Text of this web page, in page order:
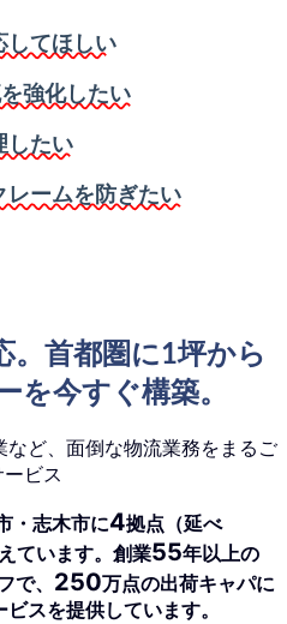
してほしい
強化したい
したい
レームを防ぎたい
。首都圏に1坪から
を今すぐ構築。
・志木市に4拠点（延べ
ています。創業55年以上の
で、 250万点の出荷キャパに
スを提供しています。